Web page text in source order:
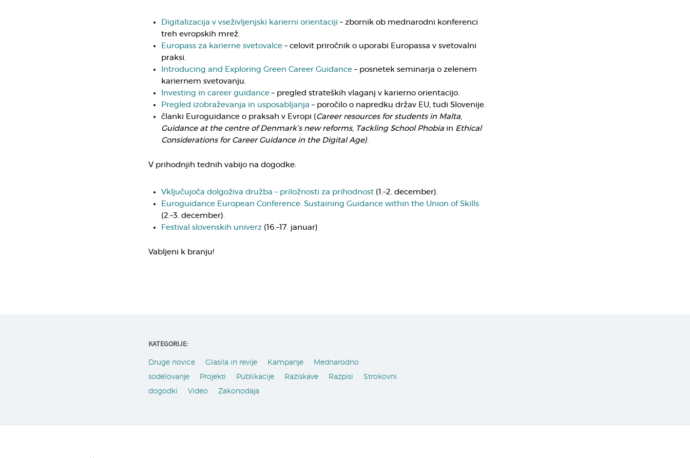
Digitalizacija v vseživljenjski karierni orientaciji – zbornik ob mednarodni konferenci
treh evropskih mrež.
Europass za karierne svetovalce– celovit priročnik o uporabi Europassa v svetovalni
praksi.
Introducing and Exploring Green Career Guidance– posnetek seminarja o zelenem
kariernem svetovanju.
Investing in career guidance– pregled strateških vlaganj v karierno orientacijo.
Pregled izobraževanja in usposabljanja – poročilo o napredku držav EU, tudi Slovenije.
članki Euroguidance o praksah v Evropi (Career resources for students in Malta,
Guidance at the centre of Denmark’s new reforms, Tackling School Phobiain Ethical
Considerations for Career Guidance in the Digital Age).
V prihodnjih tednih vabijo na dogodke:
Vključujoča dolgoživa družba – priložnosti za prihodnost(1.–2. december).
Euroguidance European Conference: Sustaining Guidance within the Union of Skills
(2.–3. december).
Festival slovenskih univerz(16.–17. januar)
Vabljeni k branju!
KATEGORIJE:
Druge novice Glasila in revije Kampanje
Mednarodno
sodelovanje
Projekti Publikacije Raziskave Razpisi
Strokovni
dogodki
Video Zakonodaja